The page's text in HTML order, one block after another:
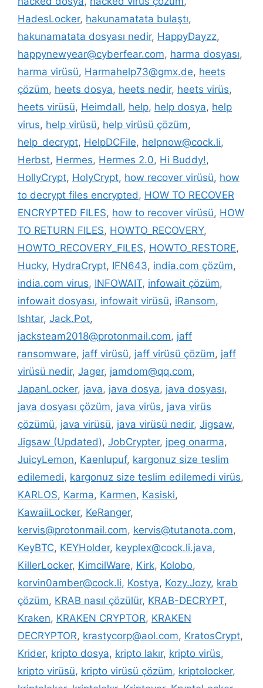
HadesLocker, hakunamatata bulaştı,
hakunamatata dosyası nedir, HappyDayzz,
happynewyear@cyberfear.com, harma dosyası,
harma virüsü, Harmahelp73@gmx.de, heets
çözüm, heets dosya, heets nedir, heets virüs,
heets virüsü, Heimdall, help, help dosya, help
virus, help virüsü, help virüsü çözüm,
help_decrypt, HelpDCFile, helpnow@cock.li,
Herbst, Hermes, Hermes 2.0, Hi Buddy!,
HollyCrypt, HolyCrypt, how recover virüsü, how
to decrypt files encrypted, HOW TO RECOVER
ENCRYPTED FILES, how to recover virüsü, HOW
TO RETURN FILES, HOWTO_RECOVERY,
HOWTO_RECOVERY_FILES, HOWTO_RESTORE,
Hucky, HydraCrypt, IFN643, india.com çözüm,
india.com virus, INFOWAIT, infowait çözüm,
infowait dosyası, infowait virüsü, iRansom,
Ishtar, Jack.Pot,
jacksteam2018@protonmail.com, jaff
ransomware, jaff virüsü, jaff virüsü çözüm, jaff
virüsü nedir, Jager, jamdom@qq.com,
JapanLocker, java, java dosya, java dosyası,
java dosyası çözüm, java virüs, java virüs
çözümü, java virüsü, java virüsü nedir, Jigsaw,
Jigsaw (Updated), JobCrypter, jpeg onarma,
JuicyLemon, Kaenlupuf, kargonuz size teslim
edilemedi, kargonuz size teslim edilemedi virüs,
KARLOS, Karma, Karmen, Kasiski,
KawaiiLocker, KeRanger,
kervis@protonmail.com, kervis@tutanota.com,
KeyBTC, KEYHolder, keyplex@cock.li.java,
KillerLocker, KimcilWare, Kirk, Kolobo,
korvin0amber@cock.li, Kostya, Kozy.Jozy, krab
çözüm, KRAB nasıl çözülür, KRAB-DECRYPT,
Kraken, KRAKEN CRYPTOR, KRAKEN
DECRYPTOR, krastycorp@aol.com, KratosCrypt,
Krider, kripto dosya, kripto lakır, kripto virüs,
kripto virüsü, kripto virüsü çözüm, kriptolocker,